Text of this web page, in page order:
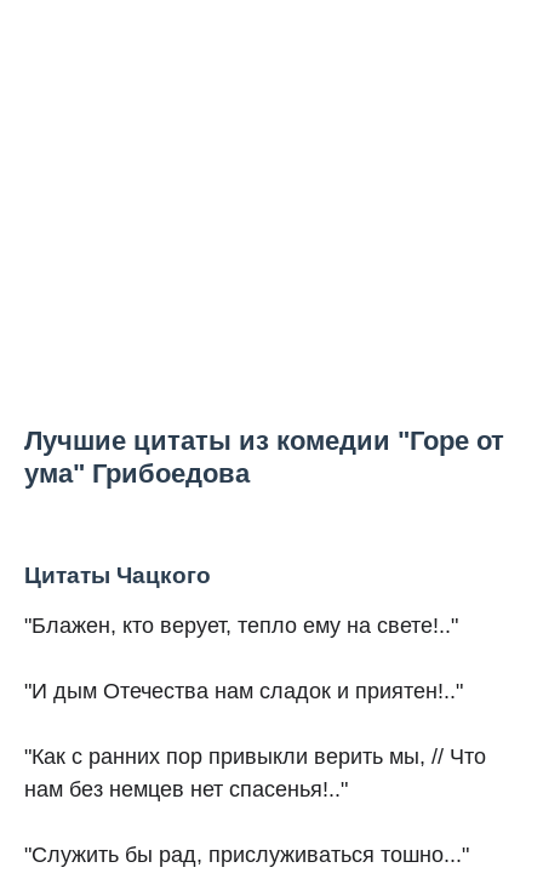
Лучшие цитаты из комедии "Горе от
ума" Грибоедова
Цитаты Чацкого
"Блажен, кто верует, тепло ему на свете!.."
"И дым Отечества нам сладок и приятен!.."
"Как с ранних пор привыкли верить мы, // Что
нам без немцев нет спасенья!.."
"Служить бы рад, прислуживаться тошно..."